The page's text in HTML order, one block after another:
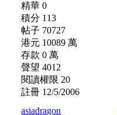
精華 0
積分 113
帖子 70727
港元 10089 萬
存款 0 萬
聲望 4012
閱讀權限 20
註冊 12/5/2006
asiadragon